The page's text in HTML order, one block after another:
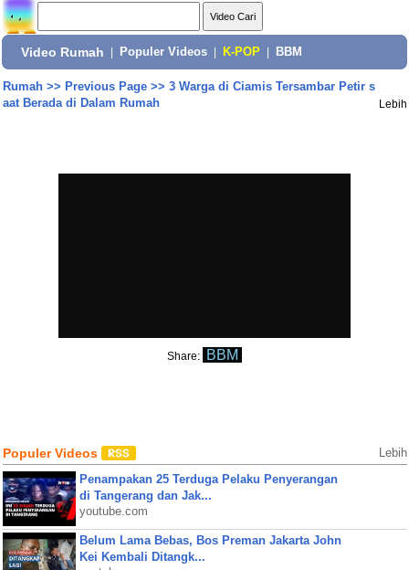
Video Rumah Populer Videos K-POP BBM
Rumah>> Previous Page>> 3 Warga di Ciamis Tersambar Petir s
aat Berada di Dalam Rumah
Lebih
Share: BBM
Populer Videos Lebih
Penampakan 25 Terduga Pelaku Penyerangan
di Tangerang dan Jak...
youtube.com
Belum Lama Bebas, Bos Preman Jakarta John
Kei Kembali Ditangk...